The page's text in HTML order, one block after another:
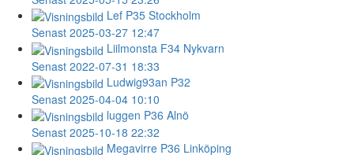
Lef P35 Stockholm
Senast 2025-03-27 12:47
Liilmonsta F34 Nykvarn
Senast 2022-07-31 18:33
Ludwig93an P32
Senast 2025-04-04 10:10
luggen P36 Alnö
Senast 2025-10-18 22:32
Megavirre P36 Linköping